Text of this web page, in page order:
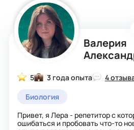
Валерия
5 3 года опыта
4
Биология
Привет, я Лера - репетитор с
ошибаться и пробовать что-то